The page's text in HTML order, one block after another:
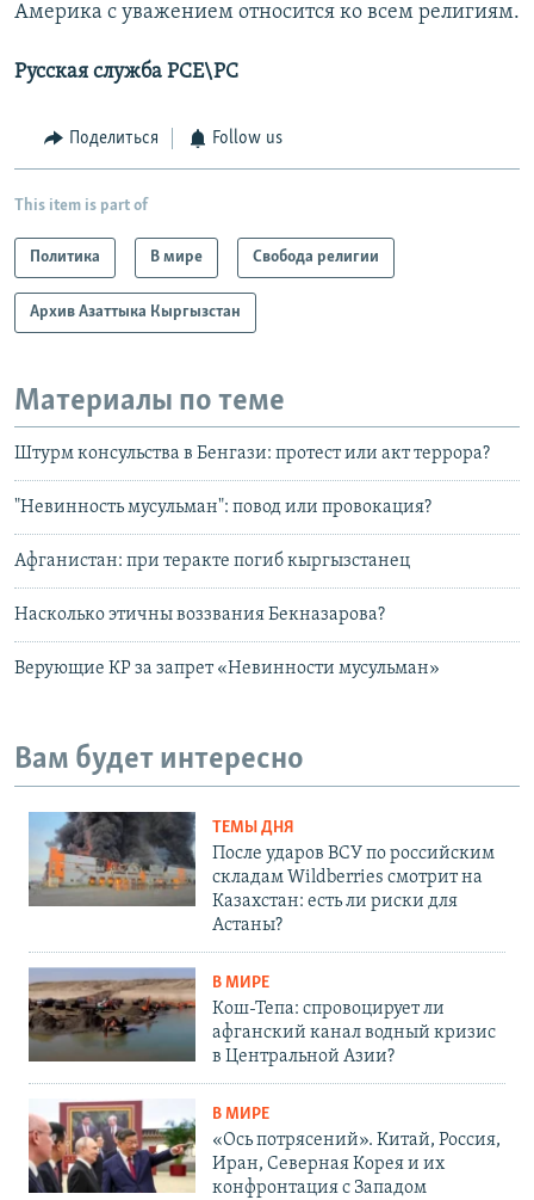
Америка с уважением относится ко всем религиям.
Русская служба РСЕ\РС
Поделиться Follow us
This item is part of
Политика В мире Свобода религии
Архив Азаттыка Кыргызстан
Материалы по теме
Штурм консульства в Бенгази: протест или акт террора?
"Невинность мусульман": повод или провокация?
Афганистан: при теракте погиб кыргызстанец
Насколько этичны воззвания Бекназарова?
Верующие КР за запрет «Невинности мусульман»
Вам будет интересно
ТЕМЫ ДНЯ
После ударов ВСУ по российским
складам Wildberries смотрит на
Казахстан: есть ли риски для
Астаны?
В МИРЕ
Кош-Тепа: спровоцирует ли
афганский канал водный кризис
в Центральной Азии?
В МИРЕ
«Ось потрясений». Китай, Россия,
Иран, Северная Корея и их
конфронтация с Западом